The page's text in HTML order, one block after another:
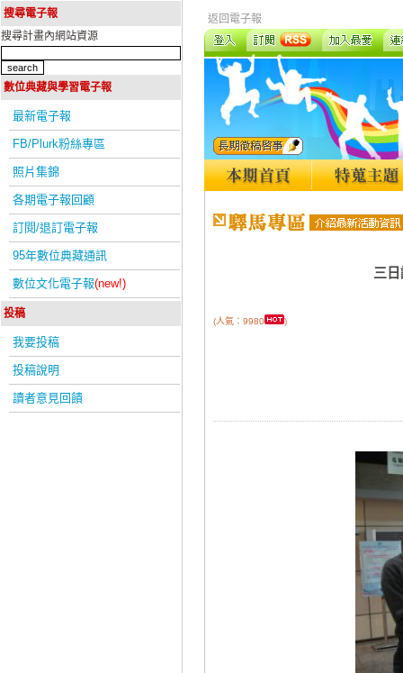
搜尋電子報
搜尋計畫內網站資源
數位典藏與學習電子報
最新電子報
FB/Plurk粉絲專區
照片集錦
各期電子報回顧
訂閱/退訂電子報
95年數位典藏通訊
數位文化電子報(new!)
投稿
我要投稿
投稿說明
讀者意見回饋
返回電子報
三
(人氣：9980 )